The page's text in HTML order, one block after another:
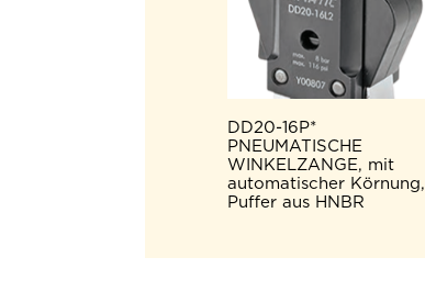
DD20-16P*
PNEUMATISCHE
WINKELZANGE, mit
automatischer Körnung,
Puffer aus HNBR